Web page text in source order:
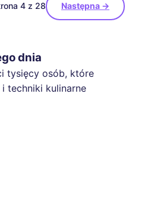
4 z 28 Następna →
dnia
tysięcy osób, które
techniki kulinarne